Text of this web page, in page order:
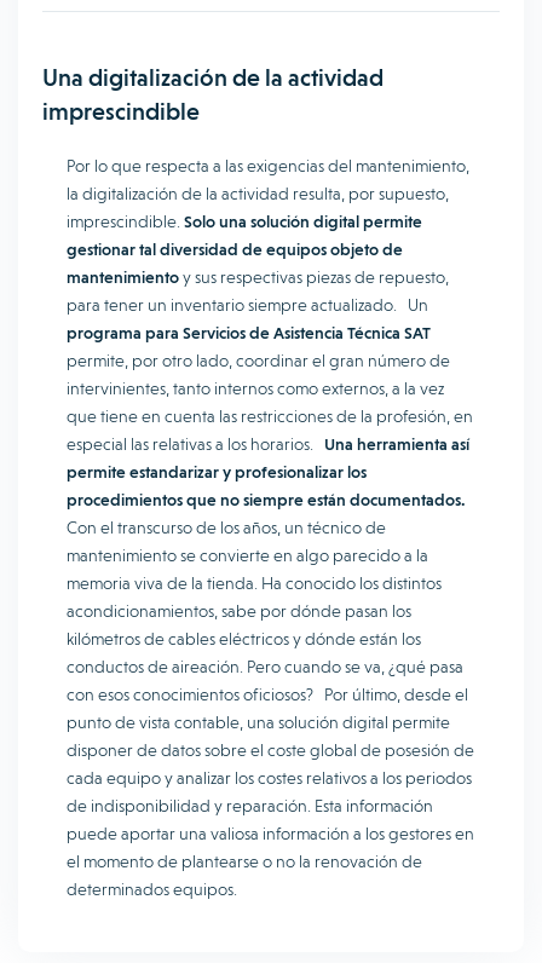
Una digitalización de la actividad
imprescindible
Por lo que respecta a las exigencias del mantenimiento,
la digitalización de la actividad resulta, por supuesto,
imprescindible. Solo una solución digital permite
gestionar tal diversidad de equipos objeto de
mantenimientoy sus respectivas piezas de repuesto,
para tener un inventario siempre actualizado. Un
programa para Servicios de Asistencia Técnica SAT
permite, por otro lado, coordinar el gran número de
intervinientes, tanto internos como externos, a la vez
que tiene en cuenta las restricciones de la profesión, en
especial las relativas a los horarios. Una herramienta así
permite estandarizar y profesionalizar los
procedimientos que no siempre están documentados.
Con el transcurso de los años, un técnico de
mantenimiento se convierte en algo parecido a la
memoria viva de la tienda. Ha conocido los distintos
acondicionamientos, sabe por dónde pasan los
kilómetros de cables eléctricos y dónde están los
conductos de aireación. Pero cuando se va, ¿qué pasa
con esos conocimientos oficiosos? Por último, desde el
punto de vista contable, una solución digital permite
disponer de datos sobre el coste global de posesión de
cada equipo y analizar los costes relativos a los periodos
de indisponibilidad y reparación. Esta información
puede aportar una valiosa información a los gestores en
el momento de plantearse o no la renovación de
determinados equipos.